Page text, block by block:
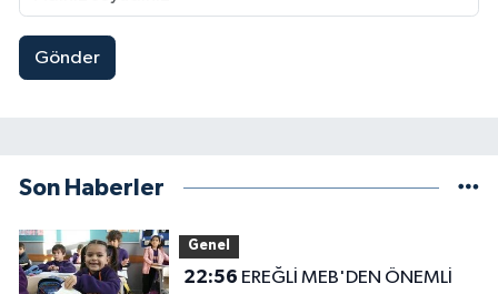
Gönder
Son Haberler
Genel
22:56